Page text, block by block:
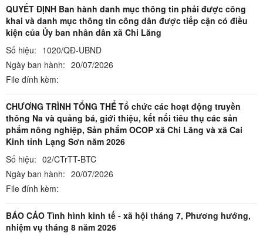
QUYẾT ĐỊNH Ban hành danh mục thông tin phải được công
khai và danh mục thông tin công dân được tiếp cận có điều
kiện của Ủy ban nhân dân xã Chi Lăng
Số hiệu: 1020/QĐ-UBND
Ngày ban hành: 20/07/2026
File đính kèm:
CHƯƠNG TRÌNH TỔNG THỂ Tổ chức các hoạt động truyền
thông Na và quảng bá, giới thiệu, kết nối tiêu thụ các sản
phẩm nông nghiệp, Sản phẩm OCOP xã Chi Lăng và xã Cai
Kinh tỉnh Lạng Sơn năm 2026
Số hiệu: 02/CTrTT-BTC
Ngày ban hành: 20/07/2026
File đính kèm:
BÁO CÁO Tình hình kinh tế - xã hội tháng 7, Phương hướng,
nhiệm vụ tháng 8 năm 2026